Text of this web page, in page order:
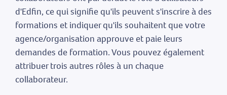
d'Edfin, ce qui signifie qu'ils peuvent s'inscrire à des
formations et indiquer qu'ils souhaitent que votre
agence/organisation approuve et paie leurs
demandes de formation. Vous pouvez également
attribuer trois autres rôles à un chaque
collaborateur.